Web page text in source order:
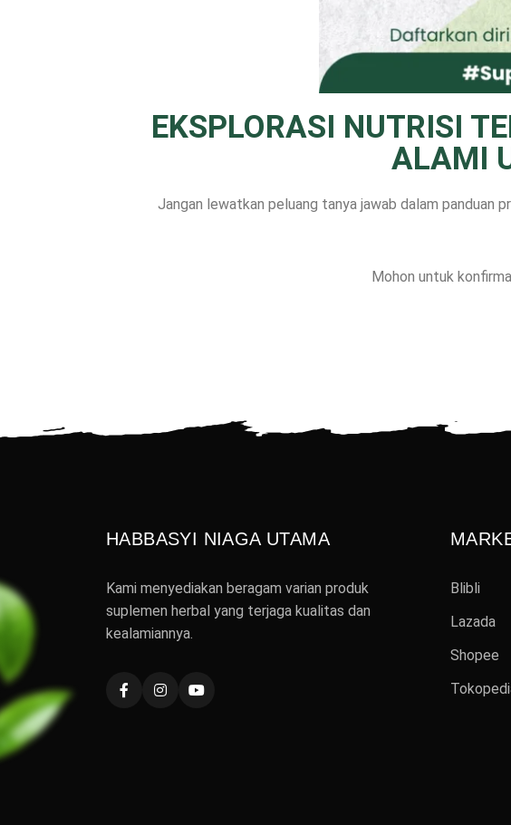
EKSPLORASI NUTRISI
ALAMI
Jangan lewatkan peluang tanya jawab dalam panduan
Mohon untuk
HABBASYI NIAGA UTAMA
Kami menyediakan beragam varian produk
suplemen herbal yang terjaga kualitas dan
kealamiannya.
Blibli
Lazada
Shopee